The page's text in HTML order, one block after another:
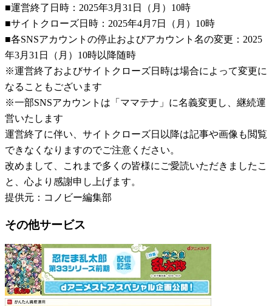
■運営終了日時：2025年3月31日（月）10時
■サイトクローズ日時：2025年4月7日（月）10時
■各SNSアカウントの停止およびアカウント名の変更：2025
年3月31日（月）10時以降随時
※運営終了およびサイトクローズ日時は場合によって変更に
なることもございます
※一部SNSアカウントは「ママテナ」に名義変更し、継続運
営いたします
運営終了に伴い、サイトクローズ日以降は記事や画像も閲覧
できなくなりますのでご注意ください。
改めまして、これまで多くの皆様にご愛読いただきましたこ
と、心より感謝申し上げます。
提供元：コノビー編集部
その他サービス